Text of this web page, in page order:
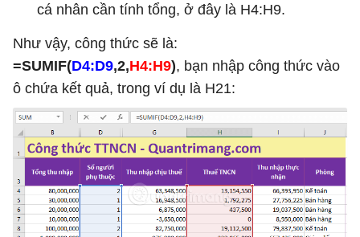
cá nhân cần tính tổng, ở đây là H4:H9.
Như vậy, công thức sẽ là:
=SUMIF(D4:D9,2,H4:H9), bạn nhập công thức vào
ô chứa kết quả, trong ví dụ là H21: